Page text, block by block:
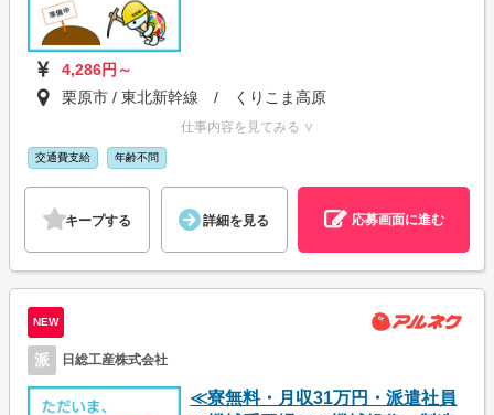
4,286円～
栗原市 / 東北新幹線 / くりこま高原
仕事内容を見てみる ∨
交通費支給 年齢不問
キープする 詳細を見る 応募画面に進む
NEW
派 日総工産株式会社
≪寮無料・月収31万円・派遣社員